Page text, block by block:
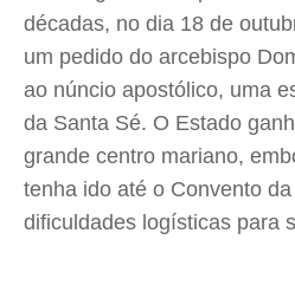
décadas, no dia 18 de
um pedido do arcebispo
ao núncio apostólico, uma
da Santa Sé. O Estado
grande centro mariano,
tenha ido até o Convento
dificuldades logísticas para